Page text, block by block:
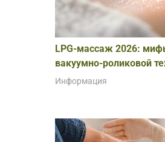
LPG-массаж 2026:
вакуумно-роликовой
Информация